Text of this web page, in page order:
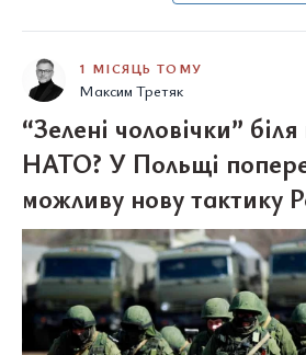
1 МІСЯЦЬ ТОМУ
Максим Третяк
“Зелені чоловічки”
НАТО? У Польщі
можливу нову тактику